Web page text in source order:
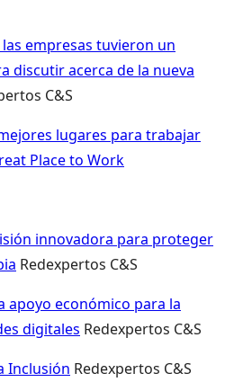
empresas tuvieron un
discutir acerca de la nueva
C&S
lugares para trabajar
Place to Work
innovadora para proteger
Redexpertos C&S
apoyo económico para la
digitales Redexpertos C&S
Inclusión Redexpertos C&S